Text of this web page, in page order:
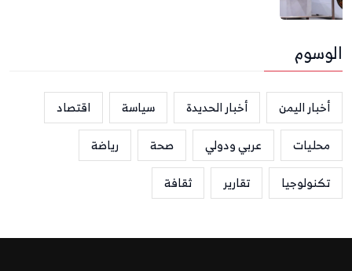
الوسوم
أخبار اليمن أخبار الحديدة سياسة
اقتصاد
محليات
عربي ودولي صحة
رياضة
تكنولوجيا
تقارير ثقافة